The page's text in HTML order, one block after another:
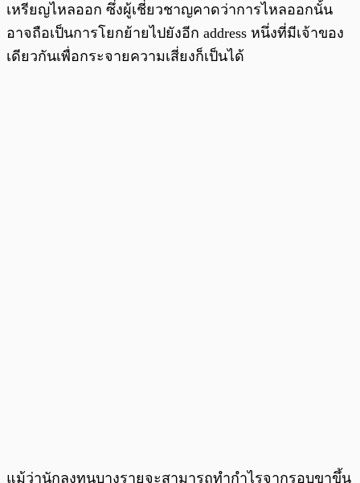
เหรียญไหลออก ซึ่งผู้เชี่ยวชาญคาดว่าการไหลออกนั้น
อาจถือเป็นการโยกย้ายไปยังอีก address หนึ่งที่มีเจ้าของ
เดียวกันเพื่อกระจายความเสี่ยงก็เป็นได้
แม้ว่านักลงทุนบางรายจะสามารถทำกำไรจากรอบขาขึ้น